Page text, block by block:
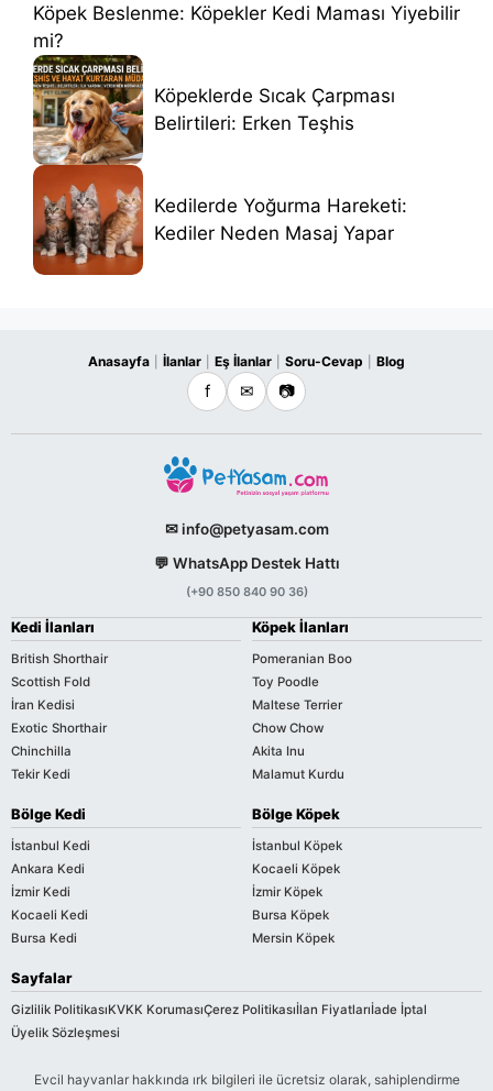
Köpek Beslenme: Köpekler Kedi Maması Yiyebilir
mi?
Köpeklerde Sıcak Çarpması
Belirtileri: Erken Teşhis
Kedilerde Yoğurma Hareketi:
Kediler Neden Masaj Yapar
Anasayfa İlanlar Eş İlanlar Soru-Cevap Blog
f ✉ 📷
✉ info@petyasam.com
💬 WhatsApp Destek Hattı
(+90 850 840 90 36)
Kedi İlanları
British Shorthair
Scottish Fold
İran Kedisi
Exotic Shorthair
Chinchilla
Tekir Kedi
Köpek İlanları
Pomeranian Boo
Toy Poodle
Maltese Terrier
Chow Chow
Akita Inu
Malamut Kurdu
Bölge Kedi
İstanbul Kedi
Ankara Kedi
İzmir Kedi
Kocaeli Kedi
Bursa Kedi
Bölge Köpek
İstanbul Köpek
Kocaeli Köpek
İzmir Köpek
Bursa Köpek
Mersin Köpek
Sayfalar
Gizlilik PolitikasıKVKK KorumasıÇerez Politikasıİlan Fiyatlarıİade İptal
Üyelik Sözleşmesi
Evcil hayvanlar hakkında ırk bilgileri ile ücretsiz olarak, sahiplendirme